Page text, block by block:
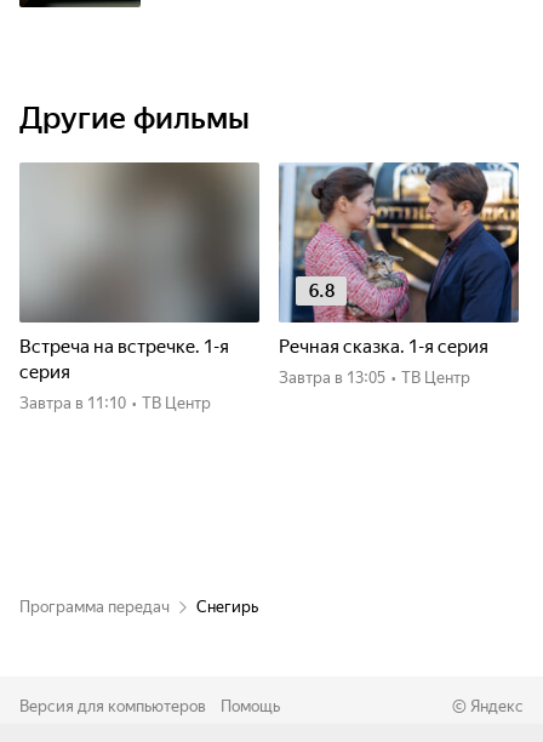
Другие фильмы
Встреча на встречке. 1-я
серия
Завтра в 11:10 • ТВ Центр
6.8
Речная сказка. 1-я серия
Завтра в 13:05 • ТВ Центр
Программа передач Снегирь
Версия для компьютеров Помощь © Яндекс